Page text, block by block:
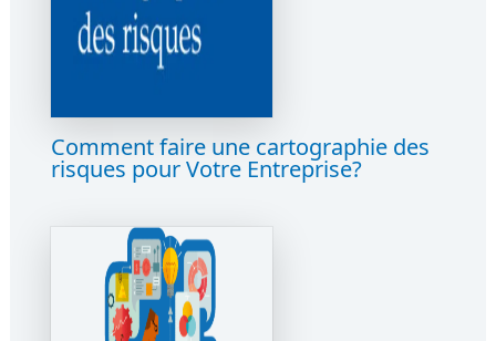
Comment faire une cartographie des
risques pour Votre Entreprise?